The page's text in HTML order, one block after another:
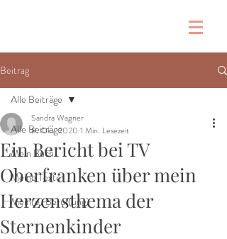
Beitrag
Alle Beiträge
Mein Buch
Meine Texte
Mein(e) Beruf(ung)
Alle Beiträge
Ein Bericht bei TV
Oberfranken über mein
Herzensthema der
Sternenkinder
Sandra Wagner
8. Okt. 2020 1 Min. Lesezeit